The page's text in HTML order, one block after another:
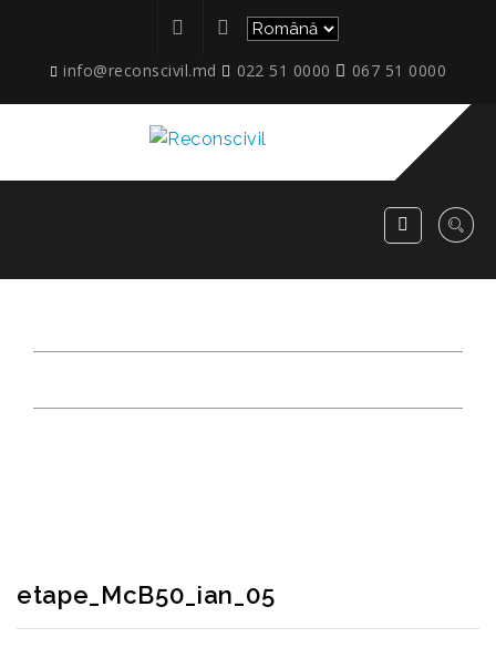
info@reconscivil.md 022 51 0000 067 51 0000
etape_McB50_ian_05